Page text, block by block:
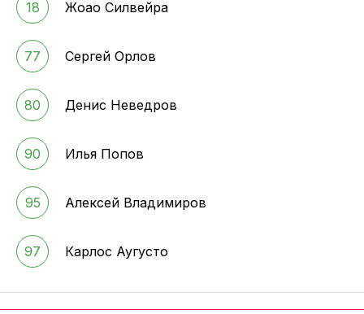
18 Жоао Силвейра
77 Сергей Орлов
80 Денис Неведров
90 Илья Попов
95 Алексей Владимиров
97 Карлос Аугусто